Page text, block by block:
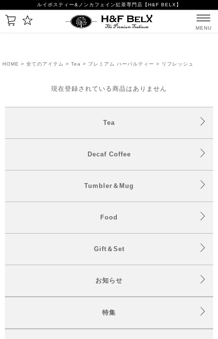
ルイボスティー&ノンカフェイン紅茶専門店【H&F BELX】
MENU
HOME > 全てのアイテム > Tea > プレミアム ハーバルティー > リフレッシュ
現在登録されている商品はありません
Tea
Decaf Coffee
Tumbler＆Mug
Food
Gift＆Set
お知らせ
特集